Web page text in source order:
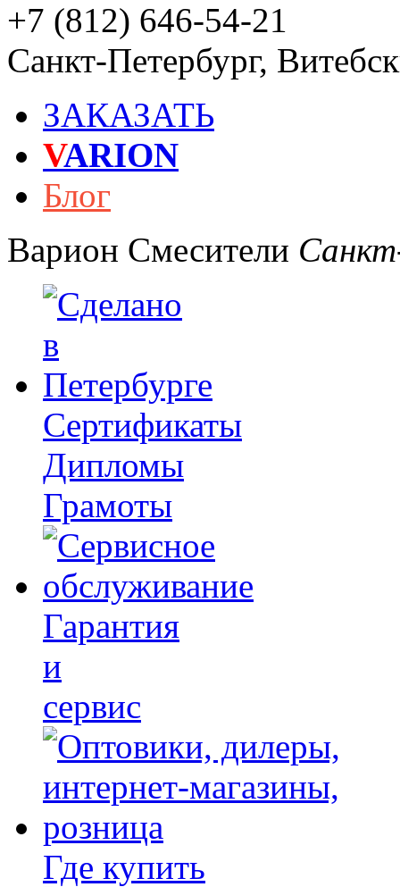
+7 (812) 646-54-21
Санкт-Петербург,
ЗАКАЗАТЬ
VARION
Блог
Варион Смесители
Сертификаты
Дипломы
Грамоты
Гарантия
и
сервис
Где купить